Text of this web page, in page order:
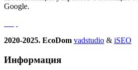
Google.
2020-2025. EcoDom vadstudio & iSEO
Информация